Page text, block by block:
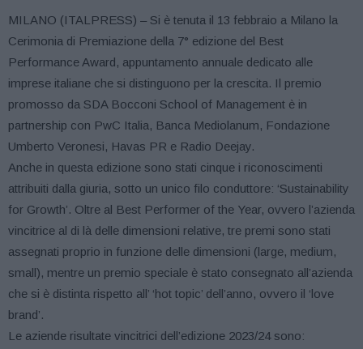
MILANO (ITALPRESS) – Si è tenuta il 13 febbraio a Milano la
Cerimonia di Premiazione della 7° edizione del Best
Performance Award, appuntamento annuale dedicato alle
imprese italiane che si distinguono per la crescita. Il premio
promosso da SDA Bocconi School of Management è in
partnership con PwC Italia, Banca Mediolanum, Fondazione
Umberto Veronesi, Havas PR e Radio Deejay.
Anche in questa edizione sono stati cinque i riconoscimenti
attribuiti dalla giuria, sotto un unico filo conduttore: ‘Sustainability
for Growth’. Oltre al Best Performer of the Year, ovvero l’azienda
vincitrice al di là delle dimensioni relative, tre premi sono stati
assegnati proprio in funzione delle dimensioni (large, medium,
small), mentre un premio speciale è stato consegnato all’azienda
che si è distinta rispetto all’ ‘hot topic’ dell’anno, ovvero il ‘love
brand’.
Le aziende risultate vincitrici dell’edizione 2023/24 sono: